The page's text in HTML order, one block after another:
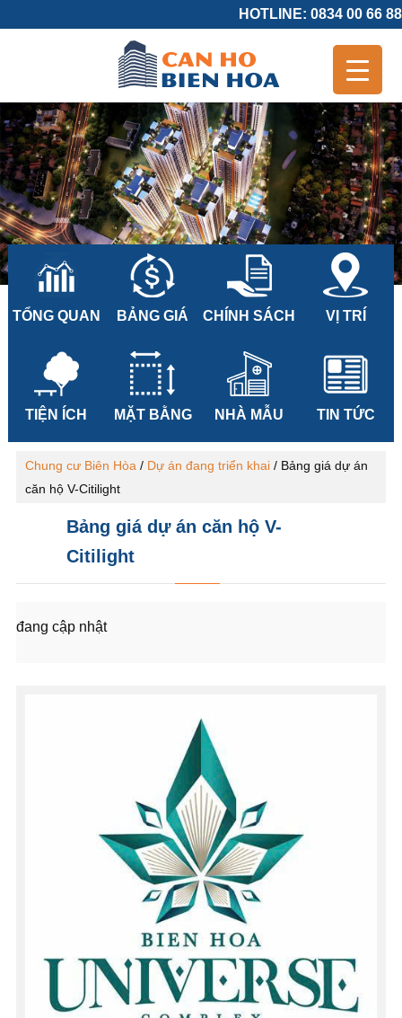
HOTLINE: 0834 00 66 88
TỔNG QUAN BẢNG GIÁ CHÍNH SÁCH VỊ TRÍ
TIỆN ÍCH MẶT BẰNG NHÀ MẪU TIN TỨC
Chung cư Biên Hòa / Dự án đang triển khai/ Bảng giá dự án
căn hộ V-Citilight
Bảng giá dự án căn hộ V-
Citilight
đang cập nhật